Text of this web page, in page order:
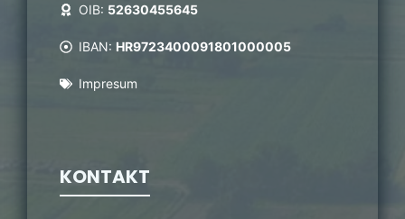
OIB: 52630455645
IBAN: HR9723400091801000005
Impresum
KONTAKT